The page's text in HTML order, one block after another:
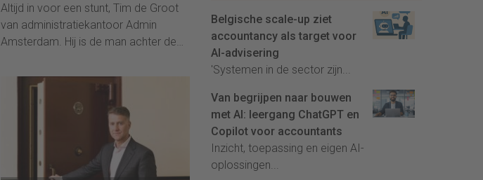
Altijd in voor een stunt, Tim de Groot
van administratiekantoor Admin
Amsterdam. Hij is de man achter de
LOVE MY BOEKHOUDER, die overal in
landsgrenzen op verkeerslichten,
lantaarnpalen, straatnaambordjes en
winkelramen prijken. Vandaag heeft
Admin Amsterdam een paginagrote
personeelsadvertentie in Het
Belgische scale-up ziet
accountancy als target voor
AI-advisering
'Systemen in de sector zijn...
Van begrijpen naar bouwen
met AI: leergang ChatGPT en
Copilot voor accountants
Inzicht, toepassing en eigen AI-
oplossingen...